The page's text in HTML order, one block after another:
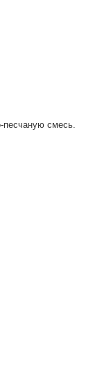
песчаную смесь.